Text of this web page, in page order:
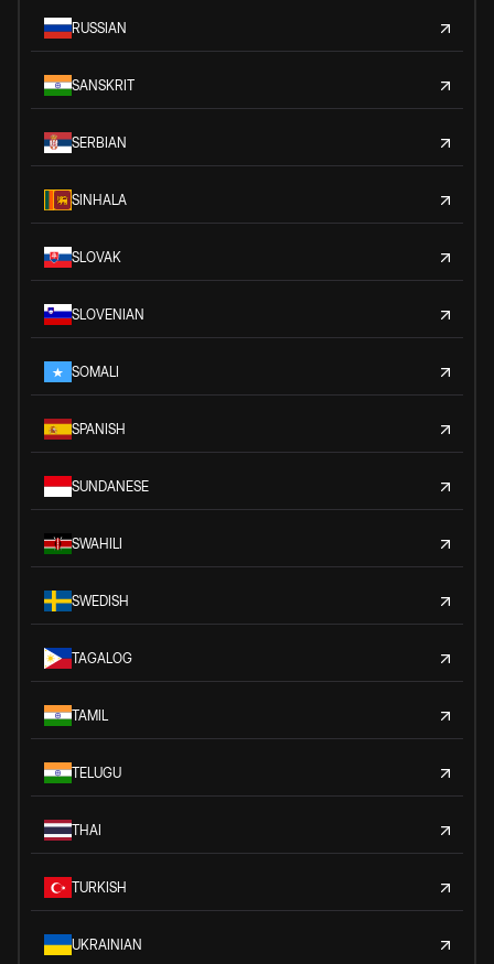
RUSSIAN
SANSKRIT
SERBIAN
SINHALA
SLOVAK
SLOVENIAN
SOMALI
SPANISH
SUNDANESE
SWAHILI
SWEDISH
TAGALOG
TAMIL
TELUGU
THAI
TURKISH
UKRAINIAN